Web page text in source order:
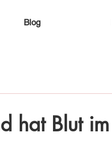
Blog
hat Blut im